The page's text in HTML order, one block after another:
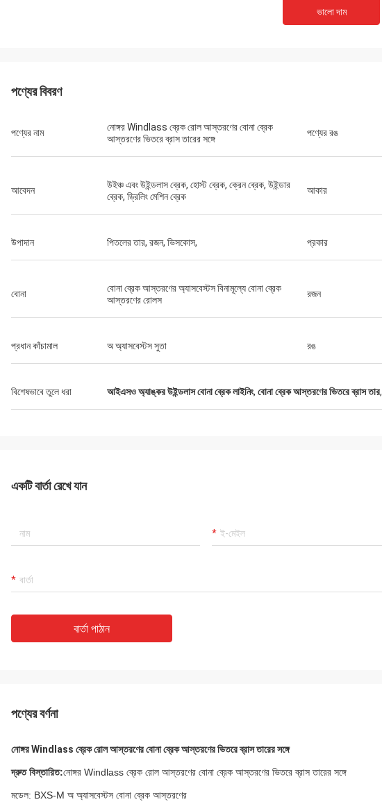
মিঃ চা
আমরা 2010 সাল থেকে Xinyan এর সাথে সহযোগিতা
করেছি, এটি খুব ভাল কারখানা। ব্রেক আস্তরণের গুণমান সব
সময় ভাল এবং বলা যেতে পারে "সর্বোত্তম খরচ কর্মক্ষমতা"।
ব্যবস্থাপক।
ভালো দাম
পণ্যের বিবরণ
পণ্যের নাম
নোঙ্গর Windlass ব্রেক রোল আস্তরণের বোনা ব্রেক
আস্তরণের ভিতরে ব্রাস তারের সঙ্গে
পণ্যের রঙ
আবেদন
উইঞ্চ এবং উইন্ডলাস ব্রেক, হোস্ট ব্রেক, ক্রেন ব্রেক, উইন্ডার
ব্রেক, ড্রিলিং মেশিন ব্রেক
আকার
উপাদান পিতলের তার, রজন, ভিসকোস, প্রকার
বোনা
বোনা ব্রেক আস্তরণের অ্যাসবেস্টস বিনামূল্যে বোনা ব্রেক
আস্তরণের রোলস
রজন
প্রধান কাঁচামাল অ অ্যাসবেস্টস সুতা রঙ
বিশেষভাবে তুলে ধরা আইএসও অ্যাঙ্কর উইন্ডলাস বোনা ব্রেক লাইনিং, বোনা ব্রেক আস্তরণের ভিতরে ব্রাস তার,
একটি বার্তা রেখে যান
বার্তা পাঠান
পণ্যের বর্ণনা
নোঙ্গর Windlass ব্রেক রোল আস্তরণের বোনা ব্রেক আস্তরণের ভিতরে ব্রাস তারের সঙ্গে
দ্রুত বিস্তারিত:নোঙ্গর Windlass ব্রেক রোল আস্তরণের বোনা ব্রেক আস্তরণের ভিতরে ব্রাস তারের সঙ্গে
মডেল: BXS-M অ অ্যাসবেস্টস বোনা ব্রেক আস্তরণের